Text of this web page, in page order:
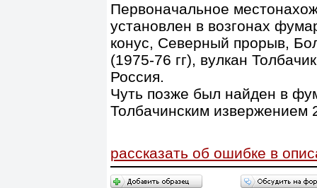
Первоначальное
установлен в возгонах
конус, Северный прорыв,
(1975-76 гг), вулкан
Россия.
Чуть позже был найден в
Толбачинским извержением
рассказать об ошибке в